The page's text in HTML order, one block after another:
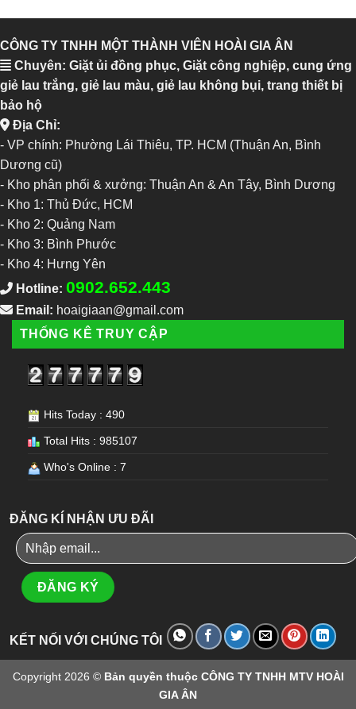
CÔNG TY TNHH MỘT THÀNH VIÊN HOÀI GIA ÂN
Chuyên: Giặt ủi đồng phục, Giặt công nghiệp, cung ứng
giẻ lau trắng, giẻ lau màu, giẻ lau không bụi, trang thiết bị
bảo hộ
Địa Chỉ:
- VP chính: Phường Lái Thiêu, TP. HCM (Thuận An, Bình
Dương cũ)
- Kho phân phối & xưởng: Thuận An & An Tây, Bình Dương
- Kho 1: Thủ Đức, HCM
- Kho 2: Quảng Nam
- Kho 3: Bình Phước
- Kho 4: Hưng Yên
Hotline: 0902.652.443
Email: hoaigiaan@gmail.com
THỐNG KÊ TRUY CẬP
Hits Today : 490
Total Hits : 985107
Who's Online : 7
ĐĂNG KÍ NHẬN ƯU ĐÃI
KẾT NỐI VỚI CHÚNG TÔI
Copyright 2026 © Bản quyền thuộc CÔNG TY TNHH MTV HOÀI
GIA ÂN